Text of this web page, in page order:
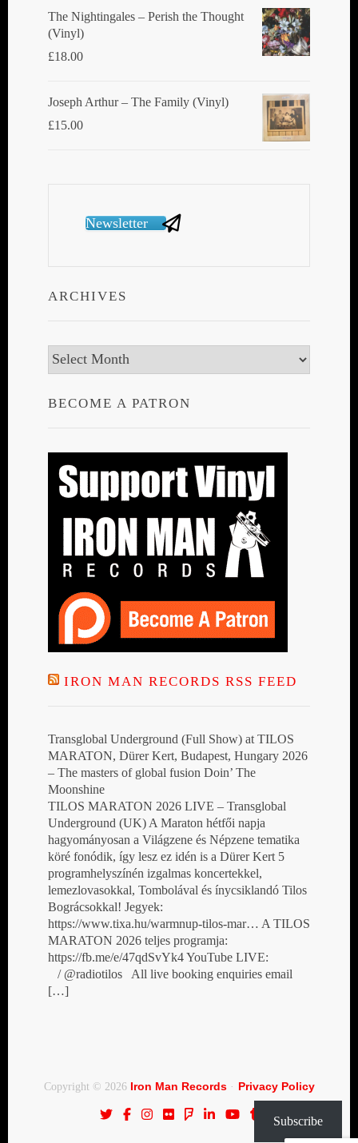
The Nightingales ‎– Perish the Thought
(Vinyl)
£18.00
Joseph Arthur ‎– The Family (Vinyl)
£15.00
Newsletter
ARCHIVES
Archives
BECOME A PATRON
IRON MAN RECORDS RSS FEED
Transglobal Underground (Full Show) at TILOS
MARATON, Dürer Kert, Budapest, Hungary 2026
– The masters of global fusion Doin’ The
Moonshine
TILOS MARATON 2026 LIVE – Transglobal
Underground (UK) A Maraton hétfői napja
hagyományosan a Világzene és Népzene tematika
köré fonódik, így lesz ez idén is a Dürer Kert 5
programhelyszínén izgalmas koncertekkel,
lemezlovasokkal, Tombolával és ínycsiklandó Tilos
Bográcsokkal! Jegyek:
https://www.tixa.hu/warmnup-tilos-mar… A TILOS
MARATON 2026 teljes programja:
https://fb.me/e/47qdSvYk4 YouTube LIVE:
/ @radiotilos All live booking enquiries email
[…]
Copyright © 2026 Iron Man Records· Privacy Policy
Subscribe